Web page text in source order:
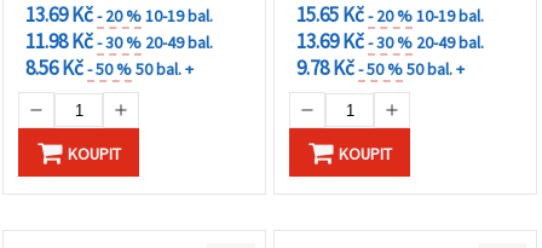
13.69 Kč- 20 %10-19 bal.
11.98 Kč- 30 % 20-49 bal.
8.56 Kč- 50 %50 bal. +
KOUPIT
15.65 Kč- 20 %10-19 bal.
13.69 Kč- 30 % 20-49 bal.
9.78 Kč- 50 %50 bal. +
KOUPIT